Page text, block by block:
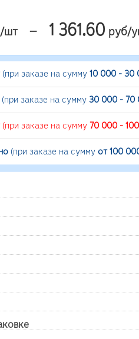
шт — 1 361.60 руб/
(при заказе на сумму 10 000 - 30
(при заказе на сумму 30 000 - 70
(при заказе на сумму 70 000 -
(при заказе на сумму от 100